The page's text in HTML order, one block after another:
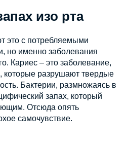
изо рта
это с потребляемыми
но именно заболевания
Кариес – это заболевание,
которые разрушают твердые
Бактерии, размножаясь в
запах, который
Отсюда опять
самочувствие.